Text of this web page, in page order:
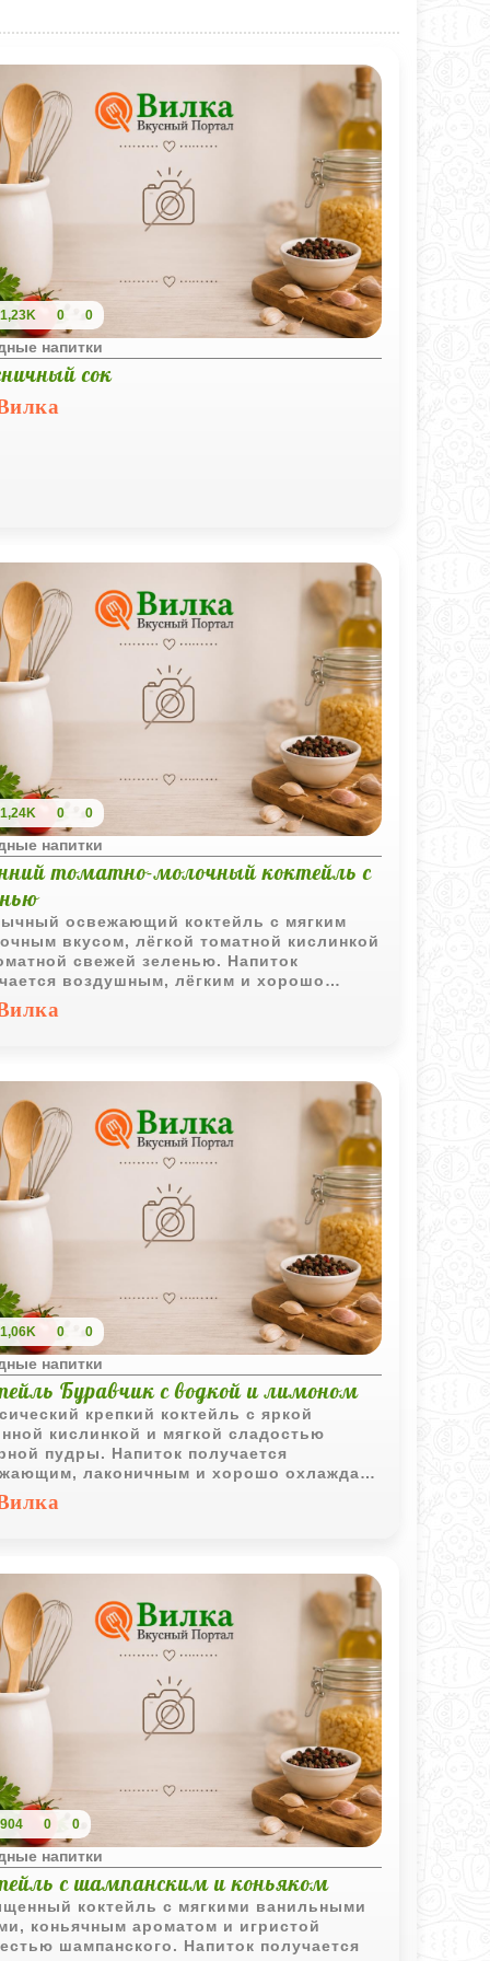
1,23K 0 0
напитки
сок
1,24K 0 0
напитки
томатно-молочный коктейль с
освежающий коктейль с мягким
вкусом, лёгкой томатной кислинкой
свежей зеленью. Напиток
воздушным, лёгким и хорошо
для тёплой погоды.
1,06K 0 0
напитки
Буравчик с водкой и лимоном
крепкий коктейль с яркой
кислинкой и мягкой сладостью
пудры. Напиток получается
лаконичным и хорошо охлаждает
быстрому смешиванию со льдом.
904 0 0
напитки
с шампанским и коньяком
коктейль с мягкими ванильными
коньячным ароматом и игристой
шампанского. Напиток получается